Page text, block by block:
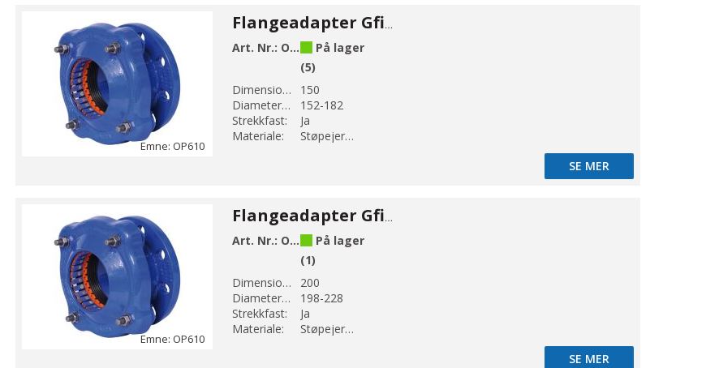
Emne: OP610
Flangeadapter Gfix DN150-152/182
Art. Nr.: OP610-182
På lager
(5)
Dimension DN 1:
150
Diameter 1 (mm):
152-182
Strekkfast:
Ja
Materiale:
Støpejern EN-GJS-500-7
SE MER
Emne: OP610
Flangeadapter Gfix DN200-198/228
Art. Nr.: OP610-228
På lager
(1)
Dimension DN 1:
200
Diameter 1 (mm):
198-228
Strekkfast:
Ja
Materiale:
Støpejern EN-GJS-500-7
SE MER